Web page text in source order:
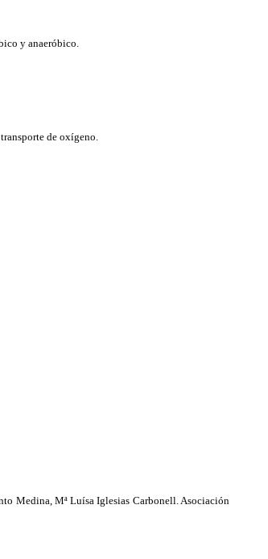
y anaeróbico.
de oxígeno.
Medina, Mª Luísa Iglesias Carbonell. Asociación